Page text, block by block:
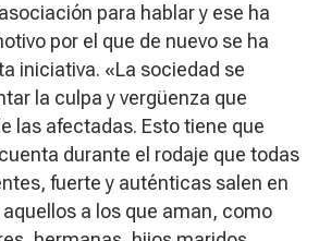
para hablar y ese ha
por el que de nuevo se ha
iniciativa. «La sociedad se
la culpa y vergüenza que
las afectadas. Esto tiene que
durante el rodaje que todas
fuerte y auténticas salen en
a los que aman, como